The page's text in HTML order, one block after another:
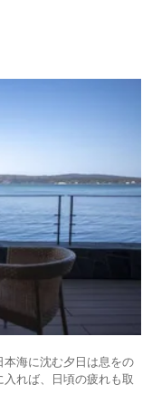
海に沈む夕日は息をの
れば、日頃の疲れも取